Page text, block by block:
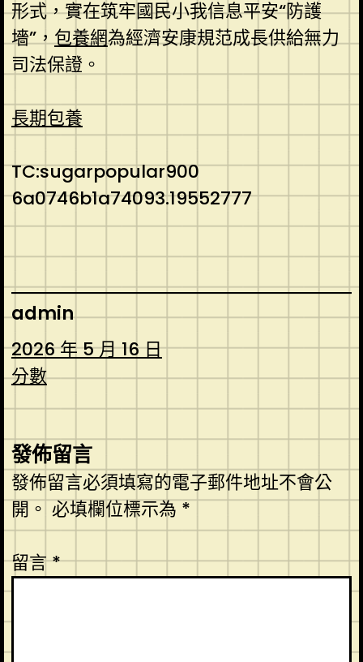
形式，實在筑牢國民小我信息平安“防護
墻”，包養網為經濟安康規范成長供給無力
司法保證。
長期包養
TC:sugarpopular900
6a0746b1a74093.19552777
admin
2026 年 5 月 16 日
分數
發佈留言
發佈留言必須填寫的電子郵件地址不會公
開。必填欄位標示為*
留言*